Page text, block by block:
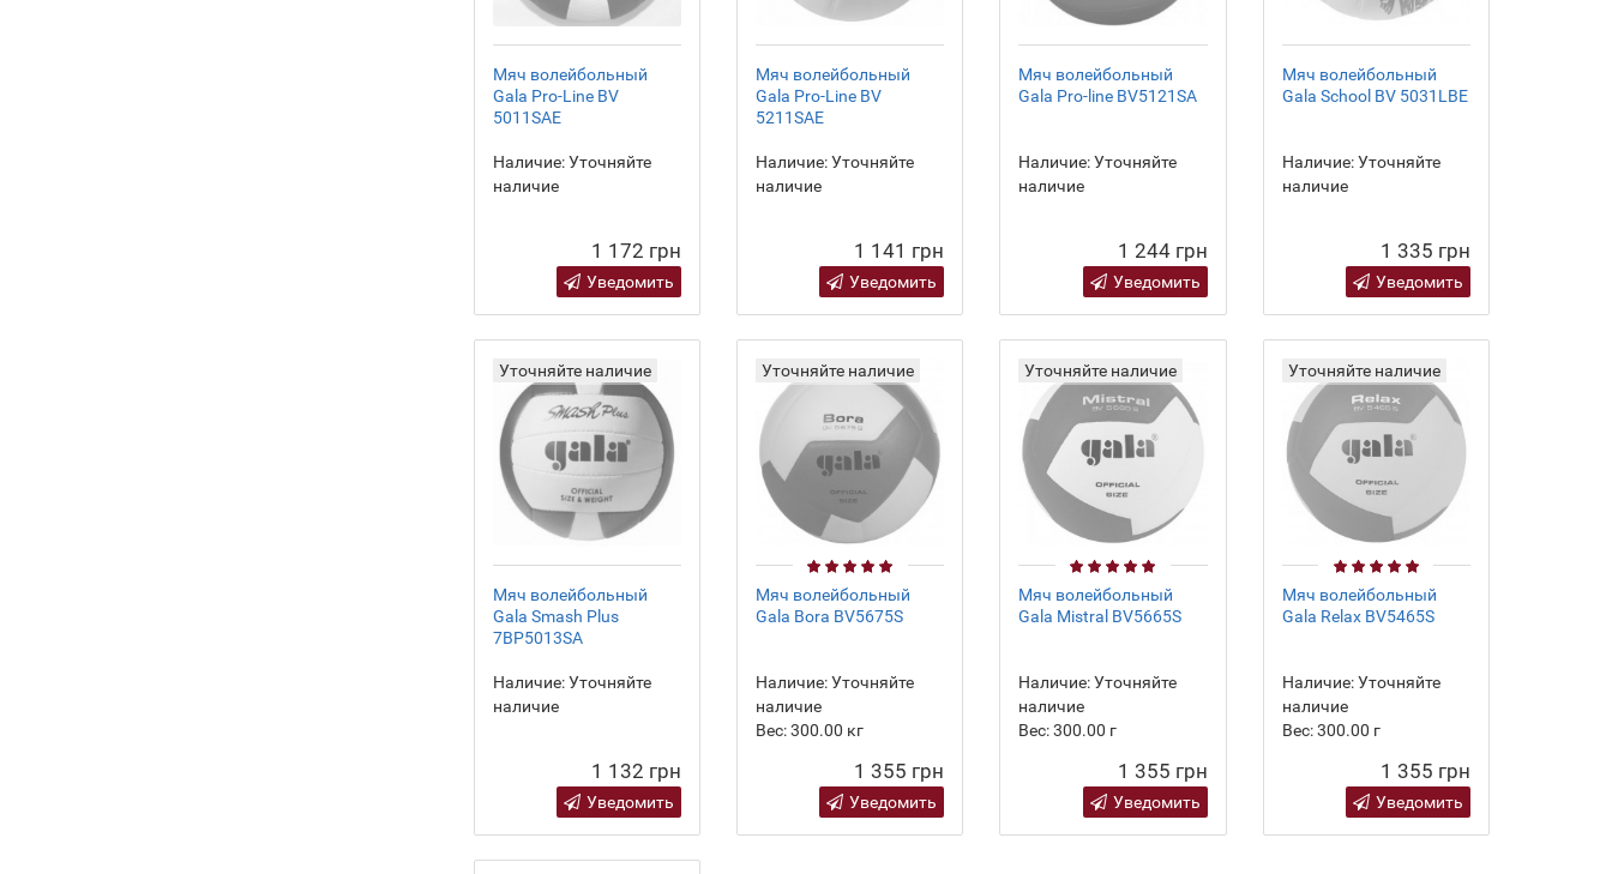
Мяч волейбольный
Gala Pro-Line BV
5011SAE
Наличие:Уточняйте
наличие
1 172 грн
Уведомить
Мяч волейбольный
Gala Pro-Line BV
5211SAE
Наличие:Уточняйте
наличие
1 141 грн
Уведомить
Мяч волейбольный
Gala Pro-line BV5121SA
Наличие:Уточняйте
наличие
1 244 грн
Уведомить
Мяч волейбольный
Gala School BV 5031LBE
Наличие:Уточняйте
наличие
1 335 грн
Уведомить
Уточняйте наличие
Мяч волейбольный
Gala Smash Plus
7BP5013SA
Наличие:Уточняйте
наличие
1 132 грн
Уведомить
Уточняйте наличие
Мяч волейбольный
Gala Bora BV5675S
Наличие:Уточняйте
наличие
Вес:300.00 кг
1 355 грн
Уведомить
Уточняйте наличие
Мяч волейбольный
Gala Mistral BV5665S
Наличие:Уточняйте
наличие
Вес: 300.00 г
1 355 грн
Уведомить
Уточняйте наличие
Мяч волейбольный
Gala Relax BV5465S
Наличие:Уточняйте
наличие
Вес: 300.00 г
1 355 грн
Уведомить